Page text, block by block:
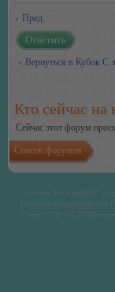
Пред.
Ответить
Вернуться в Кубок С
Кто сейчас на
Сейчас этот форум
Список форумов
Time : 0.207s | 20